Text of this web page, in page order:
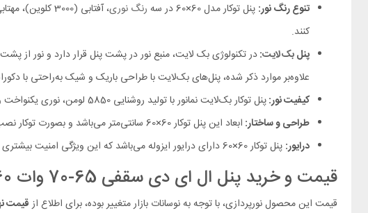
تنوع رنگ نور: پنل توکار مدل 60×60 در سه رنگ نوری
کنند.
پنلبک‌لایت:در تکنولوژی بک لایت، منبع نور در پشت پنل قرار دارد و نور
علاوه‌بر موارد ذکر شده، پنل‌های بک‌لایت با طراحی باریک و شیک به‌راحتی با
کیفیت نور:پنل توکار بک‌لایت نمانور با تولید روشنایی 5850 لومن، نوری یکنواخت و بدون فلیکر (چشمک زدن) ارائه می‌دهد. بدین‌سبب باعث کاهش خستگی چشم کاربران می‌شود.
طراحی و ساختار: ابعاد این پنل توکار 60×60 سانتی‌متر می‌باشد و بصورت توکار نصب می‌شود که باعث می‌شود فضای کمتری اشغال کند و دکوراسیون داخلی را بهبود بخشد.
درایور: پنل توکار 60×60 دارای درایور ایزوله می‌باشد که این ویژگی امنیت بیشتری را در برابر شوک و نوسانات الکتریکی فراهم می‌کند.
قیمت و خرید پنل ال ای دی سقفی 65-70 وات 60 در 60 توکار بک لایت نمانور:
قیمت این محصول نورپردازی، با توجه به نوسانات بازار متغییر بوده، برای اطلاع ازقیمت